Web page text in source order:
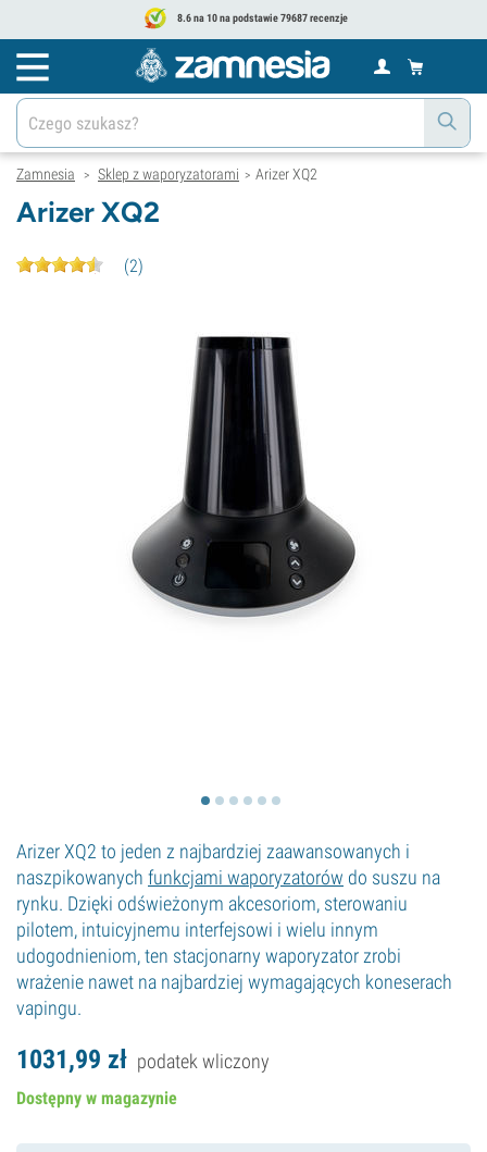
8.6 na 10 na podstawie 79687 recenzje
Zamnesia > Sklep z waporyzatorami > Arizer XQ2
Arizer XQ2
(2)
Arizer XQ2 to jeden z najbardziej zaawansowanych i
naszpikowanych funkcjami waporyzatorów do suszu na
rynku. Dzięki odświeżonym akcesoriom, sterowaniu
pilotem, intuicyjnemu interfejsowi i wielu innym
udogodnieniom, ten stacjonarny waporyzator zrobi
wrażenie nawet na najbardziej wymagających koneserach
vapingu.
1031,99 zł podatek wliczony
Dostępny w magazynie